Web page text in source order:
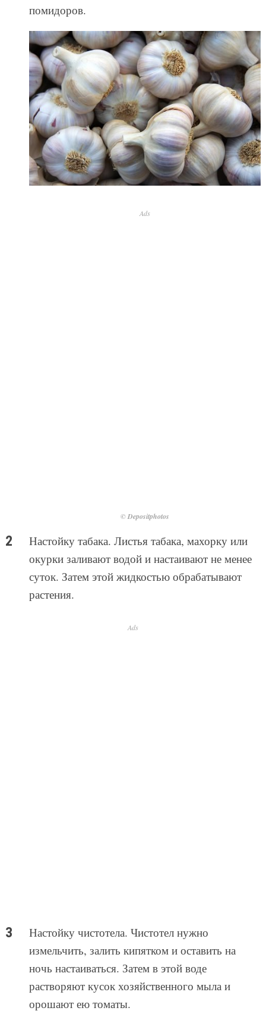
помидоров.
Ads
© Depositphotos
Настойку табака. Листья табака, махорку или
окурки заливают водой и настаивают не менее
суток. Затем этой жидкостью обрабатывают
растения.
Ads
Настойку чистотела. Чистотел нужно
измельчить, залить кипятком и оставить на
ночь настаиваться. Затем в этой воде
растворяют кусок хозяйственного мыла и
орошают ею томаты.